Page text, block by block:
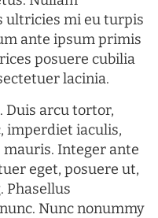
ultricies mi eu turpis
ante ipsum primis
posuere cubilia
lacinia.
Duis arcu tortor,
imperdiet iaculis,
Integer ante
eget, posuere ut,
Phasellus
Nunc nonummy